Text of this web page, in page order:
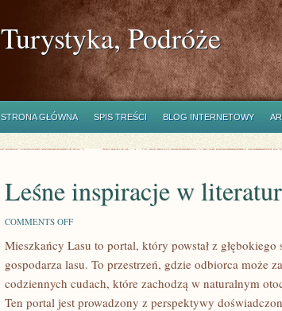
Turystyka, Podróże
STRONA GŁÓWNA SPIS TREŚCI BLOG INTERNETOWY
Leśne inspiracje w
COMMENTS OFFON
INSPIRACJE
LITERATURZE
I
ŁOWIECTWO
Mieszkańcy Lasu to portal, który powstał z
gospodarza lasu. To przestrzeń, gdzie odbiorca może
codziennych cudach, które zachodzą w naturalnym
Ten portal jest prowadzony z perspektywy